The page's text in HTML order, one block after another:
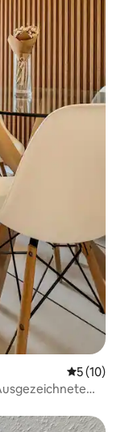
5 (10)